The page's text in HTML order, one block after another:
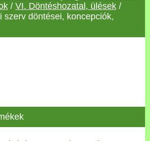
/ VI. Döntéshozatal, ülések /
szerv döntései, koncepciók,